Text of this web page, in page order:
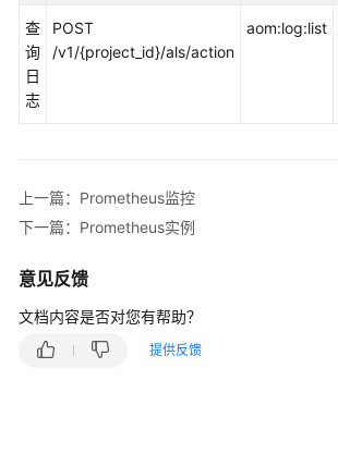
速
户
指
南
最
佳
践
查
询
日
志
POST
/v1/{project_id}/als/action
aom:log:list
上一篇：Prometheus监控
下一篇：Prometheus实例
意见反馈
文档内容是否对您有帮助？
提供反馈